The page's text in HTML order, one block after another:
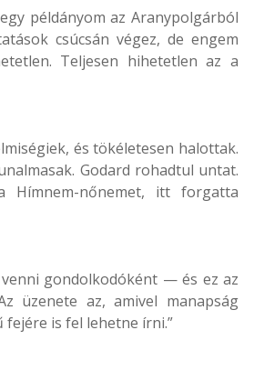
példányom az Aranypolgárból
csúcsán végez, de engem
Teljesen hihetetlen az a
és tökéletesen halottak.
Godard rohadtul untat.
nőnemet, itt forgatta
gondolkodóként — és ez az
üzenete az, amivel manapság
is fel lehetne írni.”